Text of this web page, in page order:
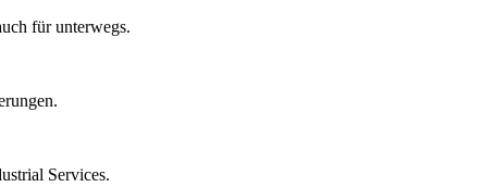
für unterwegs.
Services.